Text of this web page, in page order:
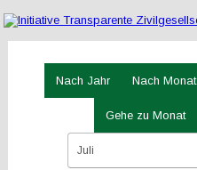
Nach Jahr Nach Monat
Gehe zu Monat